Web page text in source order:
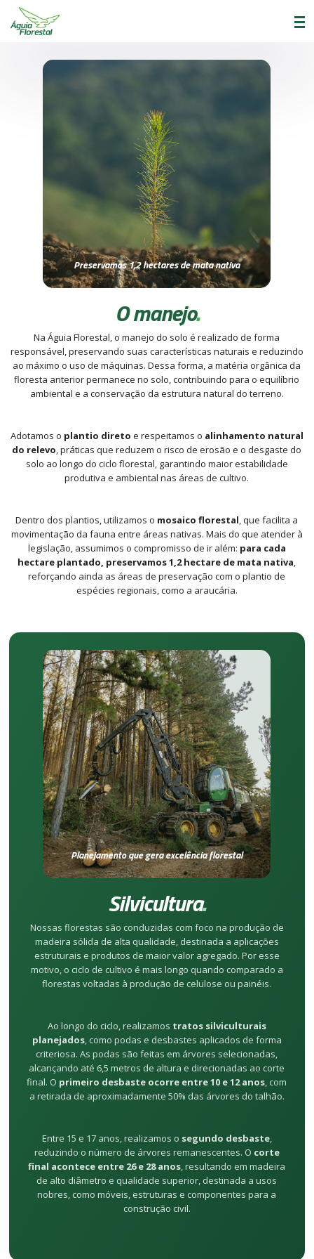
Preservamos 1,2 hectares de mata nativa
O manejo.
Na Águia Florestal, o manejo do solo é realizado de forma
responsável, preservando suas características naturais e reduzindo
ao máximo o uso de máquinas. Dessa forma, a matéria orgânica da
floresta anterior permanece no solo, contribuindo para o equilíbrio
ambiental e a conservação da estrutura natural do terreno.
Adotamos o plantio direto e respeitamos o alinhamento natural
do relevo, práticas que reduzem o risco de erosão e o desgaste do
solo ao longo do ciclo florestal, garantindo maior estabilidade
produtiva e ambiental nas áreas de cultivo.
Dentro dos plantios, utilizamos o mosaico florestal, que facilita a
movimentação da fauna entre áreas nativas. Mais do que atender à
legislação, assumimos o compromisso de ir além: para cada
hectare plantado, preservamos 1,2 hectare de mata nativa,
reforçando ainda as áreas de preservação com o plantio de
espécies regionais, como a araucária.
Planejamento que gera excelência florestal
Silvicultura.
Nossas florestas são conduzidas com foco na produção de
madeira sólida de alta qualidade, destinada a aplicações
estruturais e produtos de maior valor agregado. Por esse
motivo, o ciclo de cultivo é mais longo quando comparado a
florestas voltadas à produção de celulose ou painéis.
Ao longo do ciclo, realizamos tratos silviculturais
planejados, como podas e desbastes aplicados de forma
criteriosa. As podas são feitas em árvores selecionadas,
alcançando até 6,5 metros de altura e direcionadas ao corte
final. O primeiro desbaste ocorre entre 10 e 12 anos, com
a retirada de aproximadamente 50% das árvores do talhão.
Entre 15 e 17 anos, realizamos o segundo desbaste,
reduzindo o número de árvores remanescentes. O corte
final acontece entre 26 e 28 anos, resultando em madeira
de alto diâmetro e qualidade superior, destinada a usos
nobres, como móveis, estruturas e componentes para a
construção civil.